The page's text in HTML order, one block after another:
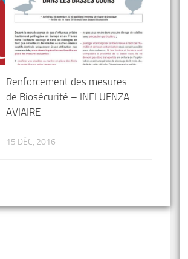
Renforcement des mesures
de Biosécurité – INFLUENZA
AVIAIRE
15 DÉC, 2016